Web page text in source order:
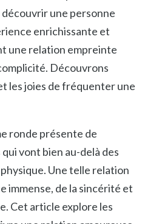
découvrir une personne
enrichissante et
une relation empreinte
Découvrons
les joies de fréquenter une
ronde présente de
vont bien au-delà des
Une telle relation
immense, de la sincérité et
Cet article explore les